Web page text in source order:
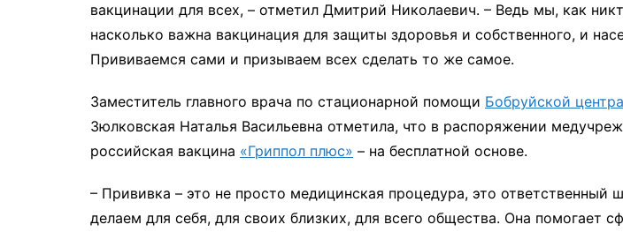
вакцинации для всех, – отметил Дмитрий Николаевич. – Ведь мы, как
насколько важна вакцинация для защиты здоровья и собственного, и
Прививаемся сами и призываем всех сделать то же самое.
Заместитель главного врача по стационарной помощи Бобруйской
Зюлковская Наталья Васильевна отметила, что в распоряжении
российская вакцина «Гриппол плюс» – на бесплатной основе.
– Прививка – это не просто медицинская процедура, это ответственный
делаем для себя, для своих близких, для всего общества. Она помогает